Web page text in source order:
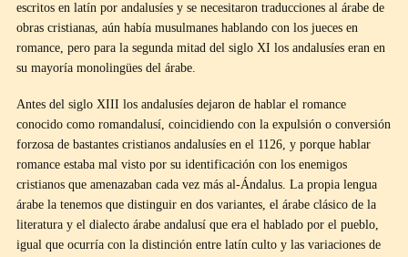
escritos en latín por andalusíes y se necesitaron traducciones al árabe de
obras cristianas, aún había musulmanes hablando con los jueces en
romance, pero para la segunda mitad del siglo XI los andalusíes eran en
su mayoría monolingües del árabe.
Antes del siglo XIII los andalusíes dejaron de hablar el romance
conocido como romandalusí, coincidiendo con la expulsión o conversión
forzosa de bastantes cristianos andalusíes en el 1126, y porque hablar
romance estaba mal visto por su identificación con los enemigos
cristianos que amenazaban cada vez más al-Ándalus. La propia lengua
árabe la tenemos que distinguir en dos variantes, el árabe clásico de la
literatura y el dialecto árabe andalusí que era el hablado por el pueblo,
igual que ocurría con la distinción entre latín culto y las variaciones de